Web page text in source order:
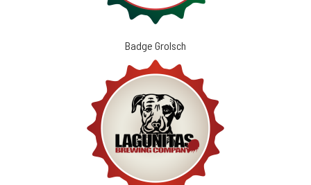
Badge Grolsch